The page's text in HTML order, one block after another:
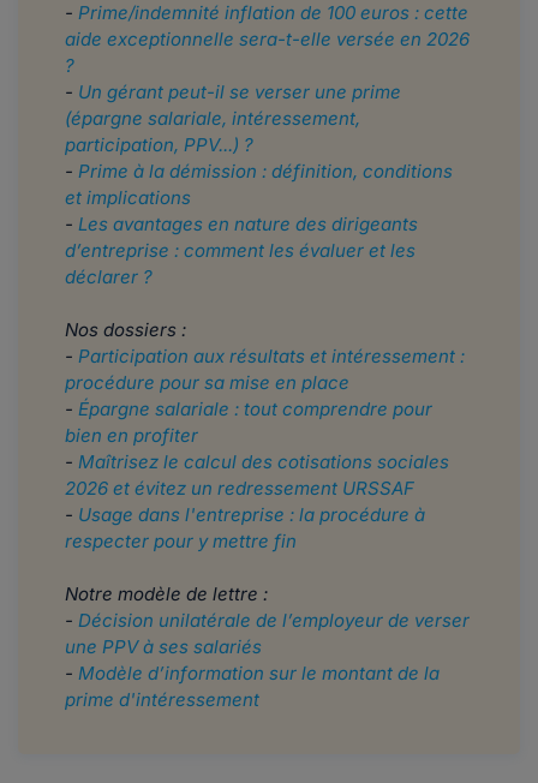
- Prime/indemnité inflation de 100 euros : cette
aide exceptionnelle sera-t-elle versée en 2026
?
- Un gérant peut-il se verser une prime
(épargne salariale, intéressement,
participation, PPV...) ?
- Prime à la démission : définition, conditions
et implications
- Les avantages en nature des dirigeants
d’entreprise : comment les évaluer et les
déclarer ?
Nos dossiers :
- Participation aux résultats et intéressement :
procédure pour sa mise en place
- Épargne salariale : tout comprendre pour
bien en profiter
- Maîtrisez le calcul des cotisations sociales
2026 et évitez un redressement URSSAF
- Usage dans l'entreprise : la procédure à
respecter pour y mettre fin
Notre modèle de lettre :
- Décision unilatérale de l’employeur de verser
une PPV à ses salariés
- Modèle d’information sur le montant de la
prime d'intéressement